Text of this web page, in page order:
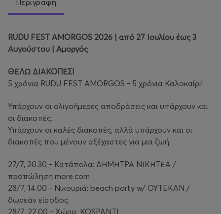
Περιγραφή
RUDU FEST AMORGOS 2026 | από 27 Ιουλίου έως 3
Αυγούστου | Αμοργός
ΘΕΛΩ ΔΙΑΚΟΠΕΣ!
5 χρόνια RUDU FEST AMORGOS - 5 χρόνια Καλοκαίρι!
Υπάρχουν οι ολιγοήμερες αποδράσεις και υπάρχουν και
οι διακοπές.
Υπάρχουν οι καλές διακοπές, αλλά υπάρχουν και οι
διακοπές που μένουν αξέχαστες για μια ζωή.
27/7, 20.30 - Κατάπολα: ΔΗΜΗΤΡΑ ΝΙΚΗΤΕΑ /
προπώληση more.com
28/7, 14.00 - Nικουριά: beach party w/ OYTEKAN /
δωρεάν είσοδος
28/7, 22.00 - Χώρα: KOSPANTI